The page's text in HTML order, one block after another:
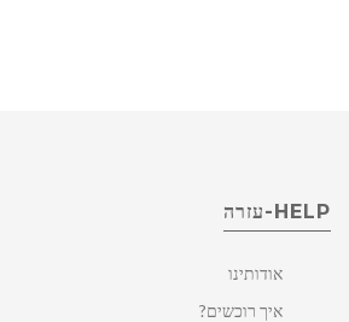
HELP-עזרה
אודותינו
איך רוכשים?